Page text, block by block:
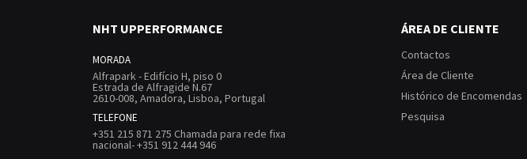
NHT UPPERFORMANCE
MORADA
Alfrapark - Edifício H, piso 0
Estrada de Alfragide N.67
2610-008, Amadora, Lisboa, Portugal
TELEFONE
+351 215 871 275 Chamada para rede fixa
nacional- +351 912 444 946
ÁREA DE CLIENTE
Contactos
Área de Cliente
Histórico de Encomendas
Pesquisa